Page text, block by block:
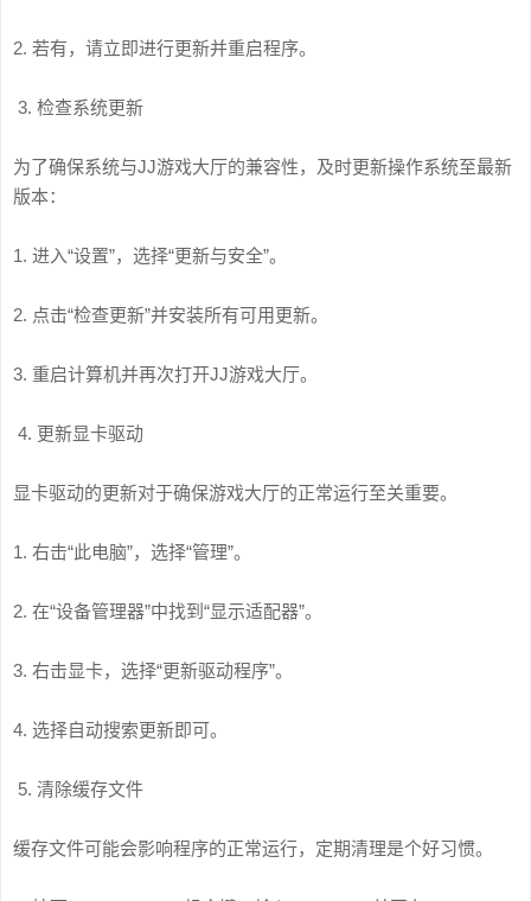
2. 若有，请立即进行更新并重启程序。
3. 检查系统更新
为了确保系统与JJ游戏大厅的兼容性，及时更新操作系统至最新
版本：
1. 进入“设置”，选择“更新与安全”。
2. 点击“检查更新”并安装所有可用更新。
3. 重启计算机并再次打开JJ游戏大厅。
4. 更新显卡驱动
显卡驱动的更新对于确保游戏大厅的正常运行至关重要。
1. 右击“此电脑”，选择“管理”。
2. 在“设备管理器”中找到“显示适配器”。
3. 右击显卡，选择“更新驱动程序”。
4. 选择自动搜索更新即可。
5. 清除缓存文件
缓存文件可能会影响程序的正常运行，定期清理是个好习惯。